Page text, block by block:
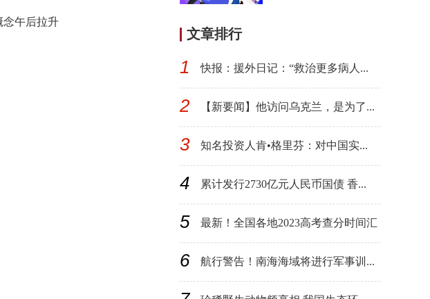
念午后拉升
文章排行
1 快报：援外日记：“救治更多病人...
2 【新要闻】他访问乌克兰，是为了...
3 知名投资人肯•格里芬：对中国实...
4 累计发行2730亿元人民币国债 香...
5
最新！全国各地2023高考查分时间汇
6 航行警告！南海海域将进行军事训...